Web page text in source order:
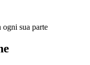
sua parte